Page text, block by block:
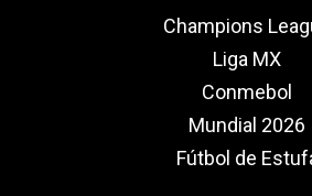
Champions
Liga MX
Conmebol
Mundial 2026
Fútbol de